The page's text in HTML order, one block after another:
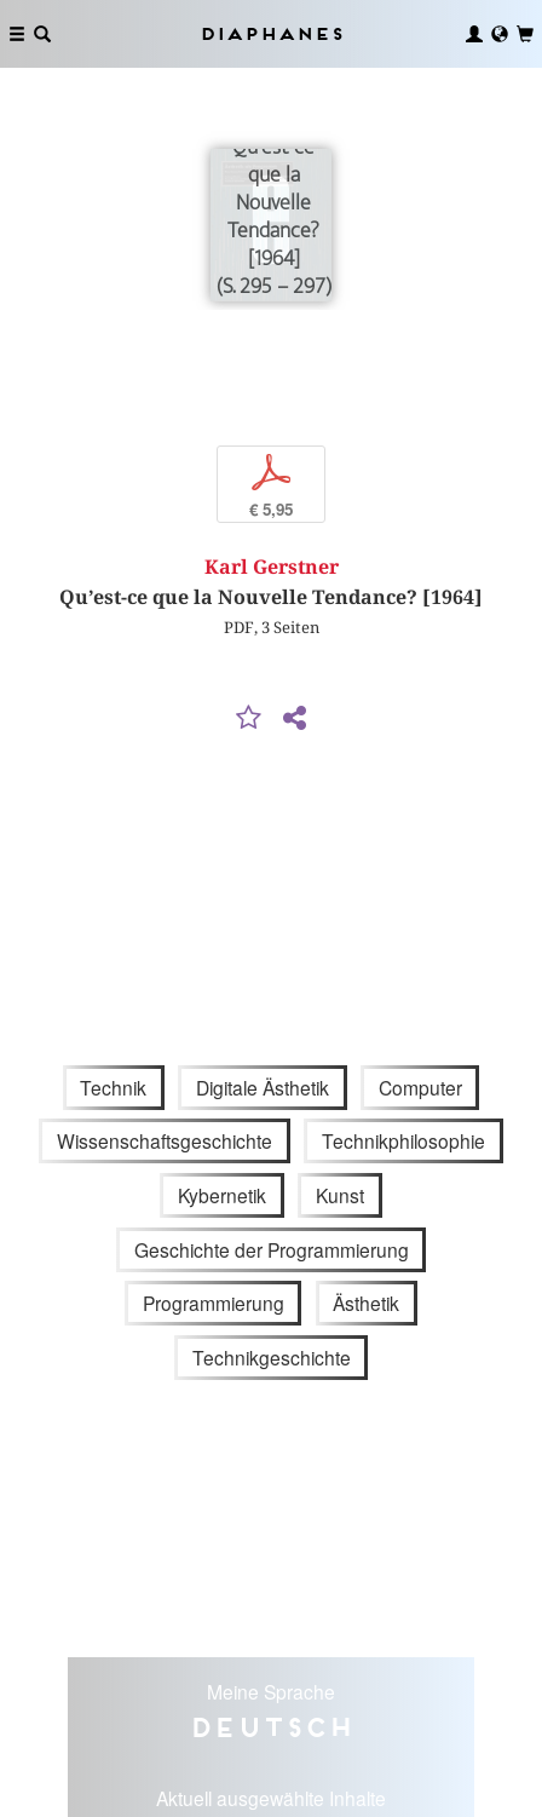
Diaphanes
Qu’est-ce
que la
Nouvelle
Tendance?
[1964]
(S. 295 – 297)
p
€ 5,95
Karl Gerstner
Qu’est-ce que la Nouvelle Tendance? [1964]
PDF, 3 Seiten
Technik Digitale Ästhetik Computer
Wissenschaftsgeschichte Technikphilosophie
Kybernetik Kunst
Geschichte der Programmierung
Programmierung Ästhetik
Technikgeschichte
Meine Sprache
Deutsch
Aktuell ausgewählte Inhalte